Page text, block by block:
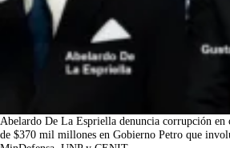
Abelardo De La Espriella denuncia corrupción en
de $370 mil millones en Gobierno Petro que